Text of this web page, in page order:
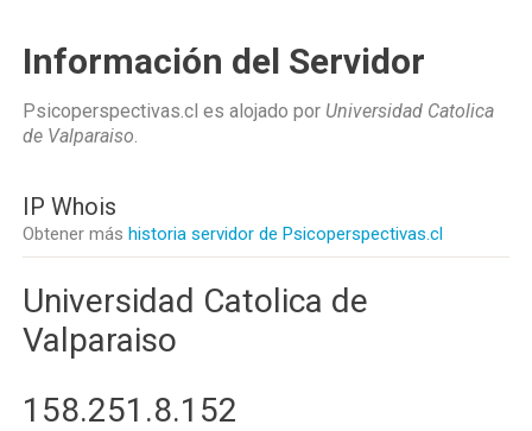
Información del Servidor
Psicoperspectivas.cl es alojado por Universidad Catolica
de Valparaiso.
IP Whois
Obtener más historia servidor de Psicoperspectivas.cl
Universidad Catolica de
Valparaiso
158.251.8.152